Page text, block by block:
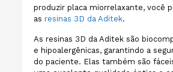
produzir placa miorrelaxante, você
as resinas 3D da Aditek.
As resinas 3D da Aditek são
e hipoalergênicas, garantindo a
do paciente. Elas também são